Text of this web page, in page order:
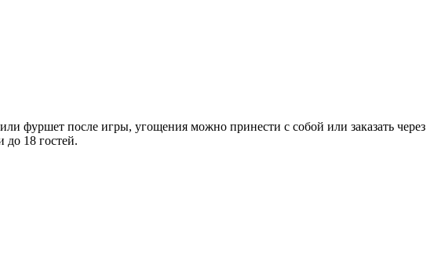
фуршет после игры, угощения можно принести с собой или заказать через
18 гостей.